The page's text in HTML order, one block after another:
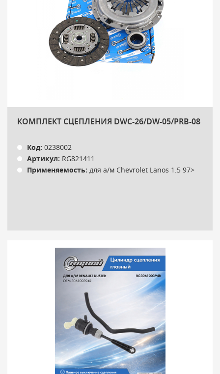
КОМПЛЕКТ СЦЕПЛЕНИЯ DWC-26/DW-05/PRB-08
Код: 0238002
Артикул: RG821411
Применяемость: для а/м Chevrolet Lanos 1.5 97>